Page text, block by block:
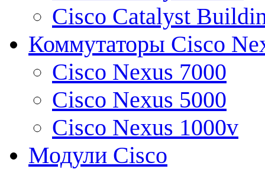
Cisco Catalyst
Коммутаторы Cisco
Cisco Nexus 7000
Cisco Nexus 5000
Cisco Nexus 1000v
Модули Cisco